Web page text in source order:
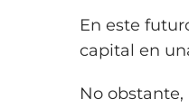
En este
capital en
No